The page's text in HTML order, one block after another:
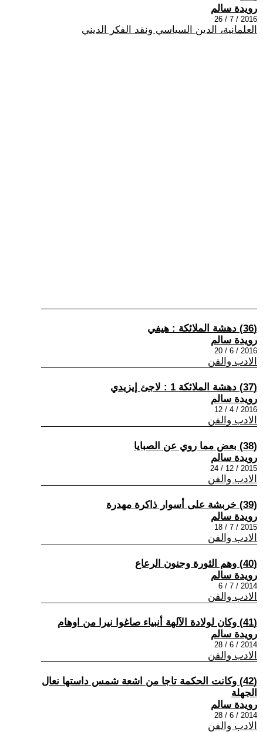
رويدة سالم
2016 / 7 / 26
العلمانية، الدين السياسي ونقد الفكر الديني
(36) دهشة الملائكة : هيفي
رويدة سالم
2016 / 6 / 20
الادب والفن
(37) دهشة الملائكة 1 : لاجئ إيزيدي
رويدة سالم
2016 / 4 / 12
الادب والفن
(38) بعض مما روي عن الصبايا
رويدة سالم
2015 / 12 / 24
الادب والفن
(39) خربشة على أسوار ذاكرة مهدرة
رويدة سالم
2015 / 7 / 18
الادب والفن
(40) وهم الثورة وجنون الرعاع
رويدة سالم
2014 / 7 / 6
الادب والفن
(41) وكان لولادة الآلهة أنبياء صاغوا نيرا من اوهام
رويدة سالم
2014 / 6 / 28
الادب والفن
(42) وكانت الحكمة تاجا من اشعة شمس داستها نعال
الجهلة
رويدة سالم
2014 / 6 / 28
الادب والفن